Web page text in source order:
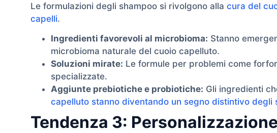
Le formulazioni degli shampoo si rivolgono alla cura del
capelli.
Ingredienti favorevoli al microbioma: Stanno
microbioma naturale del cuoio capelluto.
Soluzioni mirate: Le formule per problemi come
specializzate.
Aggiunte prebiotiche e probiotiche: Gli ingredienti
capelluto stanno diventando un segno distintivo degli
Tendenza 3: